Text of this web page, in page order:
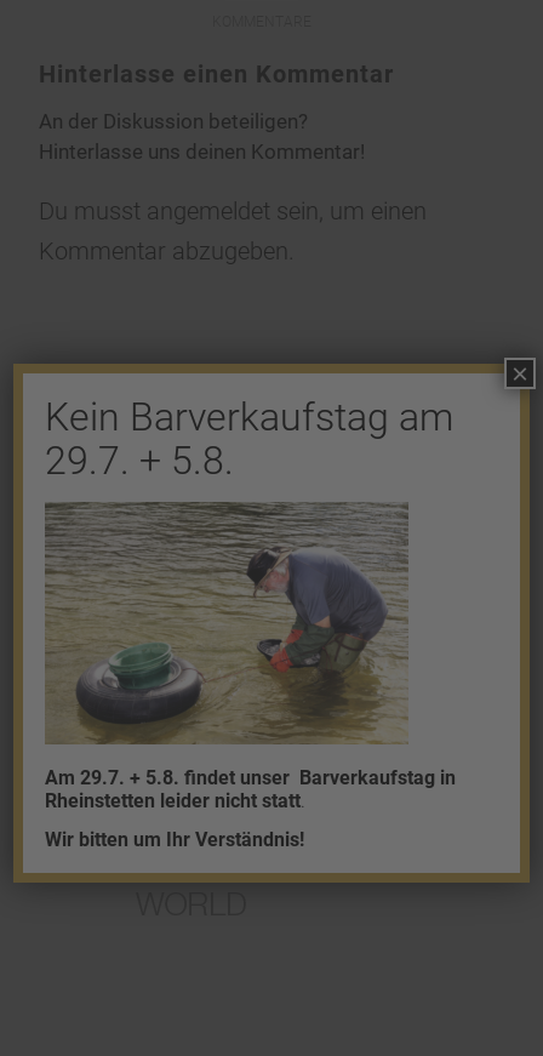
Hinterlasse einen Kommentar
An der Diskussion beteiligen?
Hinterlasse uns deinen Kommentar!
Du musst angemeldet sein, um einen
Kommentar abzugeben.
Shop
Granalien
Palladium
Platin
Silber
Kein Barverkaufstag am
29.7. + 5.8.
Am 29.7. + 5.8. findet unser Barverkaufstag in
Rheinstetten leider nicht statt
Wir bitten um Ihr Verständnis!
×